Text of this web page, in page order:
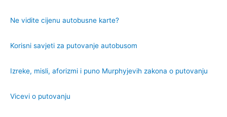
Ne vidite cijenu autobusne karte?
Korisni savjeti za putovanje autobusom
Izreke, misli, aforizmi i puno Murphyjevih zakona o putovanju
Vicevi o putovanju